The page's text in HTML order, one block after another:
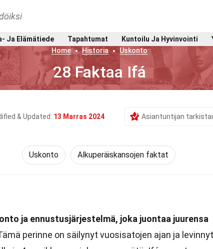
Ja Elämätiede Tapahtumat Kuntoilu Ja Hyvinvointi
Home
Historia Uskonto
28 Faktaa Ifá
& Updated: 13 Marras 2024 Asiantuntijan
Uskonto Alkuperäiskansojen faktat
ja ennustusjärjestelmä, joka juontaa juurensa
perinne on säilynyt vuosisatojen ajan ja levinnyt